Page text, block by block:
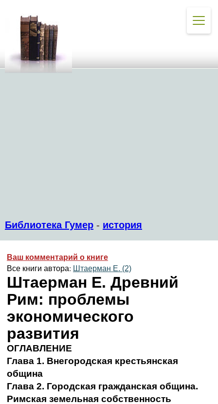
Библиотека Гумер - история
Ваш комментарий о книге
Все книги автора: Штаерман Е. (2)
Штаерман Е. Древний
Рим: проблемы
экономического
развития
ОГЛАВЛЕНИЕ
Глава 1. Внегородская крестьянская
община
Глава 2. Городская гражданская община.
Римская земельная собственность